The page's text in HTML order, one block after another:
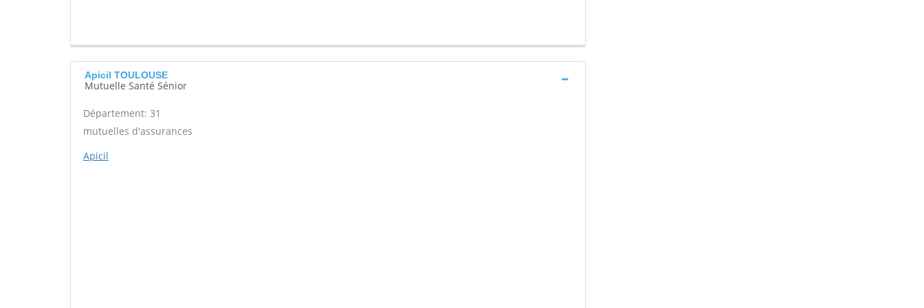
Apicil TOULOUSE
Mutuelle Santé Sénior
Département: 31
mutuelles d'assurances
Apicil